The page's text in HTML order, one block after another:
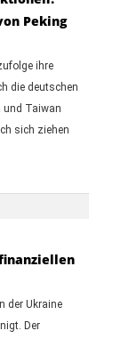
Peking
ihre
die deutschen
und Taiwan
sich ziehen
der Ukraine
Der